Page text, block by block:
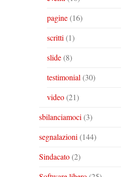
pagine(16)
scritti (1)
slide(8)
testimonial (30)
video(21)
sbilanciamoci (3)
segnalazioni (144)
Sindacato(2)